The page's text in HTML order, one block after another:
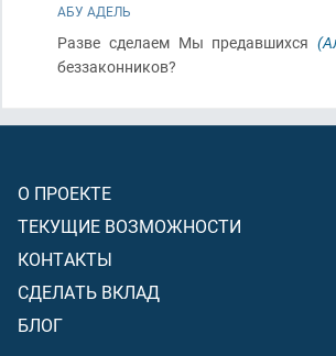
АБУ АДЕЛЬ
Разве сделаем Мы предавшихся
беззаконников?
О ПРОЕКТЕ
ТЕКУЩИЕ ВОЗМОЖНОСТИ
КОНТАКТЫ
СДЕЛАТЬ ВКЛАД
БЛОГ